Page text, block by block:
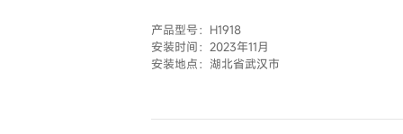
产品型号：H1918
安装时间：2023年11月
安装地点：湖北省武汉市